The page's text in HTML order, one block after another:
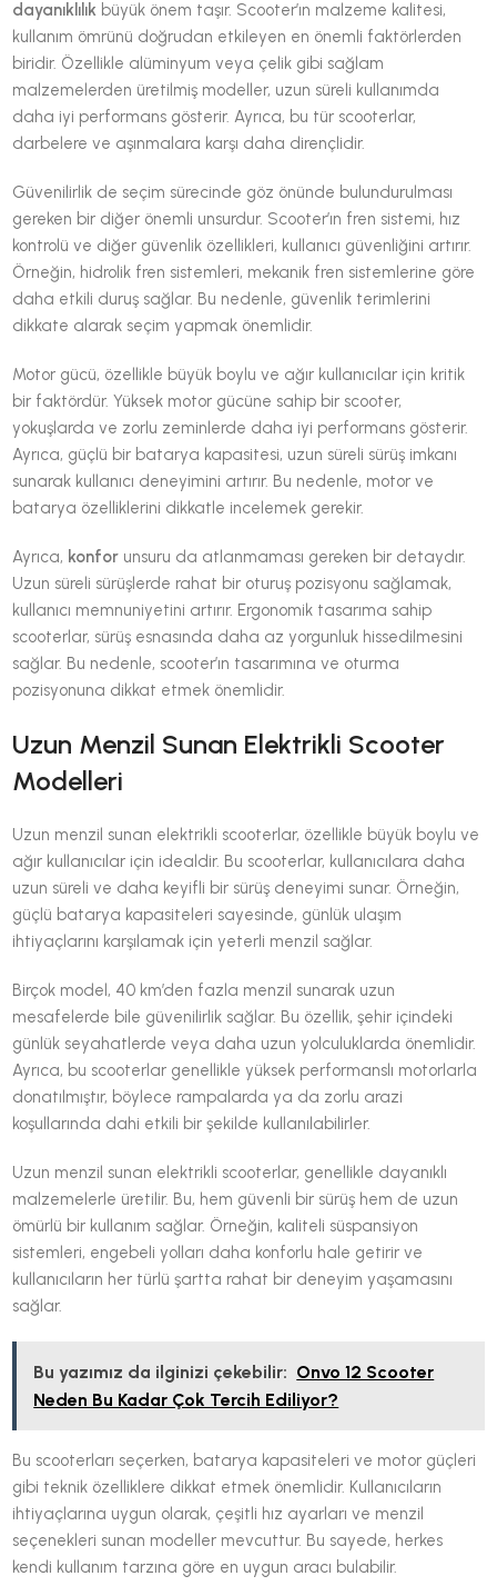
dayanıklılık büyük önem taşır. Scooter’ın malzeme kalitesi,
kullanım ömrünü doğrudan etkileyen en önemli faktörlerden
biridir. Özellikle alüminyum veya çelik gibi sağlam
malzemelerden üretilmiş modeller, uzun süreli kullanımda
daha iyi performans gösterir. Ayrıca, bu tür scooterlar,
darbelere ve aşınmalara karşı daha dirençlidir.
Güvenilirlik de seçim sürecinde göz önünde bulundurulması
gereken bir diğer önemli unsurdur. Scooter’ın fren sistemi, hız
kontrolü ve diğer güvenlik özellikleri, kullanıcı güvenliğini artırır.
Örneğin, hidrolik fren sistemleri, mekanik fren sistemlerine göre
daha etkili duruş sağlar. Bu nedenle, güvenlik terimlerini
dikkate alarak seçim yapmak önemlidir.
Motor gücü, özellikle büyük boylu ve ağır kullanıcılar için kritik
bir faktördür. Yüksek motor gücüne sahip bir scooter,
yokuşlarda ve zorlu zeminlerde daha iyi performans gösterir.
Ayrıca, güçlü bir batarya kapasitesi, uzun süreli sürüş imkanı
sunarak kullanıcı deneyimini artırır. Bu nedenle, motor ve
batarya özelliklerini dikkatle incelemek gerekir.
Ayrıca, konfor unsuru da atlanmaması gereken bir detaydır.
Uzun süreli sürüşlerde rahat bir oturuş pozisyonu sağlamak,
kullanıcı memnuniyetini artırır. Ergonomik tasarıma sahip
scooterlar, sürüş esnasında daha az yorgunluk hissedilmesini
sağlar. Bu nedenle, scooter’ın tasarımına ve oturma
pozisyonuna dikkat etmek önemlidir.
Uzun Menzil Sunan Elektrikli Scooter
Modelleri
Uzun menzil sunan elektrikli scooterlar, özellikle büyük boylu ve
ağır kullanıcılar için idealdir. Bu scooterlar, kullanıcılara daha
uzun süreli ve daha keyifli bir sürüş deneyimi sunar. Örneğin,
güçlü batarya kapasiteleri sayesinde, günlük ulaşım
ihtiyaçlarını karşılamak için yeterli menzil sağlar.
Birçok model, 40 km’den fazla menzil sunarak uzun
mesafelerde bile güvenilirlik sağlar. Bu özellik, şehir içindeki
günlük seyahatlerde veya daha uzun yolculuklarda önemlidir.
Ayrıca, bu scooterlar genellikle yüksek performanslı motorlarla
donatılmıştır, böylece rampalarda ya da zorlu arazi
koşullarında dahi etkili bir şekilde kullanılabilirler.
Uzun menzil sunan elektrikli scooterlar, genellikle dayanıklı
malzemelerle üretilir. Bu, hem güvenli bir sürüş hem de uzun
ömürlü bir kullanım sağlar. Örneğin, kaliteli süspansiyon
sistemleri, engebeli yolları daha konforlu hale getirir ve
kullanıcıların her türlü şartta rahat bir deneyim yaşamasını
sağlar.
Bu yazımız da ilginizi çekebilir: Onvo 12 Scooter
Neden Bu Kadar Çok Tercih Ediliyor?
Bu scooterları seçerken, batarya kapasiteleri ve motor güçleri
gibi teknik özelliklere dikkat etmek önemlidir. Kullanıcıların
ihtiyaçlarına uygun olarak, çeşitli hız ayarları ve menzil
seçenekleri sunan modeller mevcuttur. Bu sayede, herkes
kendi kullanım tarzına göre en uygun aracı bulabilir.